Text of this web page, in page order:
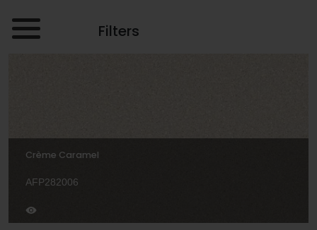
Filters
Crème Caramel
AFP282006